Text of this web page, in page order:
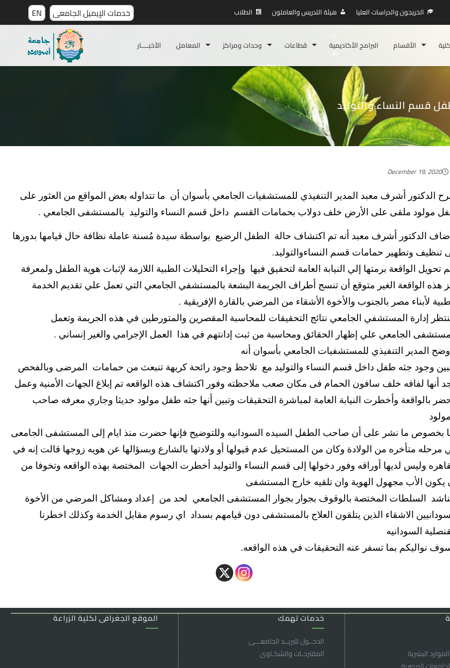
EN خدمات الإيميل الجامعى الطلاب هيئة التدريس والعاملون الخريجون والدراسات العليا
الأخبـــــار المعامل وحدات ومراكز قطاعات البرامج الأكاديمية الأقسام
قسم النساء والتوليد
December 19, 2020
الدكتور أشرف معبد المدير التنفيذي للمستشفيات الجامعي بأسوان أن ما تتداوله بعض المواقع من العثور على
مولود ملقى على الأرض خلف دولاب بحمامات القسم داخل قسم النساء والتوليد بالمستشفى الجامعي .
الدكتور أشرف معبد أنه تم اكتشاف حالة الطفل الرضيع بواسطة سيدة مُسنة عاملة نظافة حال قيامها بدورها
تنظيف وتطهير حمامات قسم النساءوالتوليد.
تحويل الواقعة برمتها إلي النيابة العامة لتحقيق فيها وإجراء التحليلات الطبية اللازمة لإثبات هوية الطفل ولمعرفة
هذه الواقعة الغير متوقع أن تنسج أطراف الجريمة البشعة بالمستشفي الجامعي التي تعمل علي تقديم الخدمة
لأبناء مصر بالجنوب والأخوة الأشقاء من المرضي بالقارة الإفريقية .
إدارة المستشفي الجامعي نتائج التحقيقات للمحاسبة المقصرين والمتورطين في هذه الجريمة وتعمل
الجامعي علي إظهار الحقائق ومحاسبة من ثبت إدانتهم في هذا العمل الإجرامي والغير إنساني .
المدير التنفيذي للمستشفيات الجامعي بأسوان أنه
وجود جثه طفل داخل قسم النساء والتوليد مع تلاحظ وجود رائحة كريهة تنبعث من حمامات المرضى وبالفحص
أنها لفافه خلف سافون الحمام فى مكان صعب ملاحظته وفور اكتشاف هذه الواقعه تم إبلاغ الجهات الأمنية وعمل
بالواقعة وأخطرت النيابة العامة لمباشرة التحقيقات وتبين أنها جثه طفل مولود حديثا وجاري معرفه صاحب
بخصوص ما نشر على أن صاحب الطفل السيده السودانيه وللتوضيح فإنها حضرت منذ ايام إلى المستشفى الجامعى
مرحله متأخره من الولادة وكان من المستحيل عدم قبولها أو ولادتها بالشارع وبسؤالها عن هويه زوجها قالت إنه في
وليس لديها أوراقه وفور دخولها إلى قسم النساء والتوليد أخطرت الجهات المختصة بهذه الواقعه وتخوفا من
يكون الأب مجهول الهوية وان تلقيه خارج المستشفى
السلطات المختصة بالوقوف بجوار بجوار المستشفى الجامعي لحد من إعداد ومشاكل المرضي من الأخوة
الاشقاء الذين يتلقون العلاج بالمستشفى دون قيامهم بسداد اي رسوم مقابل الخدمة وكذلك اخطرنا
السودانيه
نواليكم بما تسفر عنه التحقيقات في هذه الواقعه.
الموقع الجغرافى لكلية الزراعة خدمات تهمك
الدخــول للبريــد الجامعـــى
المقترحـات والشكـاوى
البشرية